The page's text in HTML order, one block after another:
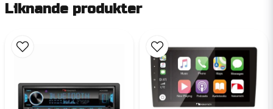
Liknande produkter